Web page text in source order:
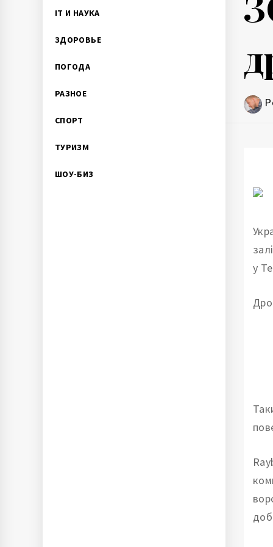
IT И НАУКА
ЗДОРОВЬЕ
ПОГОДА
РАЗНОЕ
СПОРТ
ТУРИЗМ
ШОУ-БИЗ
у